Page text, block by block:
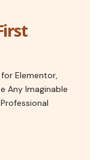
Elementor,
Any Imaginable